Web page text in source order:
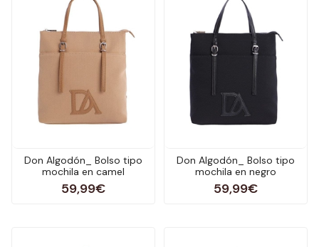
Don Algodón_ Bolso tipo
mochila en camel
59,99€
Don Algodón_ Bolso tipo
mochila en negro
59,99€